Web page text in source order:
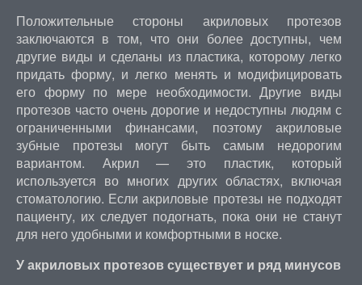
Положительные стороны акриловых протезов
заключаются в том, что они более доступны, чем
другие виды и сделаны из пластика, которому легко
придать форму, и легко менять и модифицировать
его форму по мере необходимости. Другие виды
протезов часто очень дорогие и недоступны людям с
ограниченными финансами, поэтому акриловые
зубные протезы могут быть самым недорогим
вариантом. Акрил — это пластик, который
используется во многих других областях, включая
стоматологию. Если акриловые протезы не подходят
пациенту, их следует подогнать, пока они не станут
для него удобными и комфортными в носке.
У акриловых протезов существует и ряд минусов